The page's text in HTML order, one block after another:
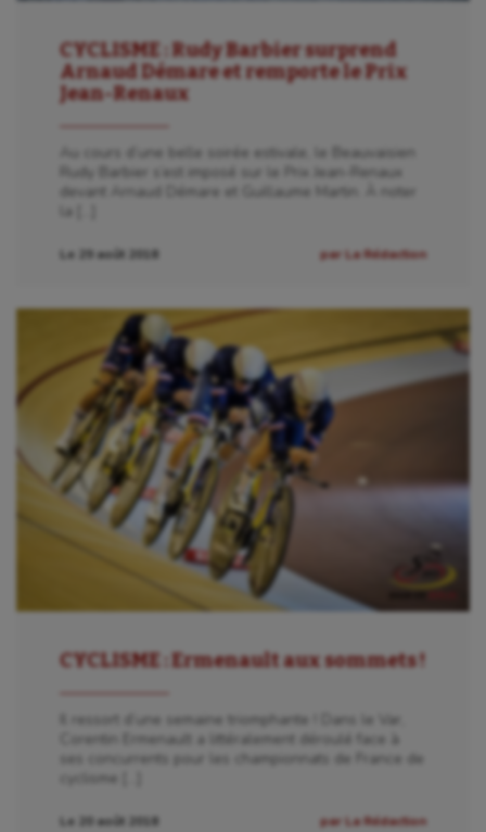
Aéronautique
Auto
Balle à la main
Baseball
Billard
Boules lyonnaises
Canoë-kayak
Cerf Volant
Cheerleading
Crossfit
Danse
Equitation
Escalade
CYCLISME : Rudy Barbier surprend
Arnaud Démare et remporte le Prix
Jean-Renaux
Au cours d’une belle soirée estivale, le Beauvaisien
Rudy Barbier s’est imposé sur le Prix Jean-Renaux
devant Arnaud Démare et Guillaume Martin. À noter
la […]
Le 29 août 2018 par La Rédaction
CYCLISME : Ermenault aux sommets !
Il ressort d’une semaine triomphante ! Dans le Var,
Corentin Ermenault a littéralement déroulé face à
ses concurrents pour les championnats de France de
cyclisme […]
Le 20 août 2018 par La Rédaction